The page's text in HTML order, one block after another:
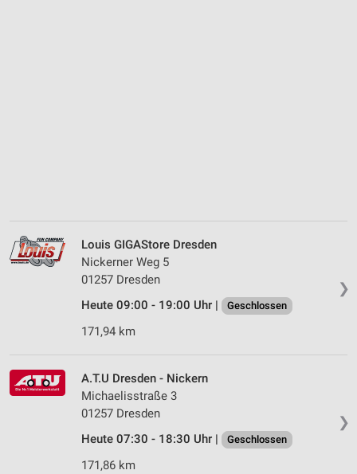
❯
Louis GIGAStore Dresden
Nickerner Weg 5
01257 Dresden
Heute 09:00 - 19:00 Uhr |
Geschlossen
171,94 km
❯
A.T.U Dresden - Nickern
Michaelisstraße 3
01257 Dresden
Heute 07:30 - 18:30 Uhr |
Geschlossen
171,86 km